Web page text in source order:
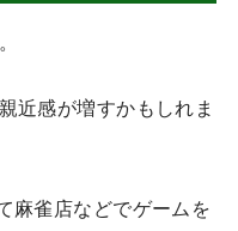
近感が増すかもしれま
麻雀店などでゲームを